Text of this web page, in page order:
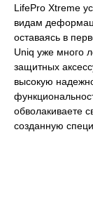
LifePro Xtreme
видам
оставаясь в
Uniq уже много
защитных
высокую
обволакиваете
созданную